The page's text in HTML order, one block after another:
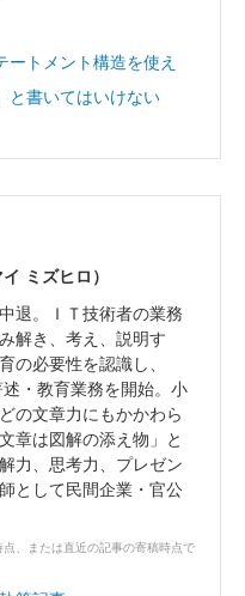
トメント構造を使え
と書いてはいけない
ミズヒロ）
退。ＩＴ技術者の業務
解き、考え、説明す
の必要性を認識し、
・教育業務を開始。小
の文章力にもかかわら
章は図解の添え物」と
力、思考力、プレゼン
として民間企業・官公
、または直近の記事の寄稿時点で